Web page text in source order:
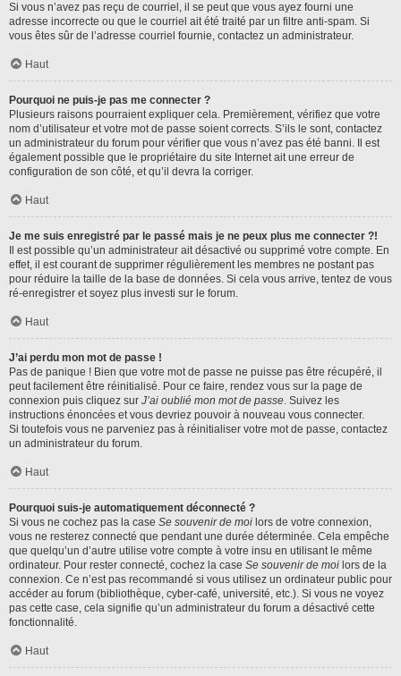
Si vous n’avez pas reçu de courriel, il se peut que vous ayez fourni une
adresse incorrecte ou que le courriel ait été traité par un filtre anti-spam. Si
vous êtes sûr de l’adresse courriel fournie, contactez un administrateur.
Haut
Pourquoi ne puis-je pas me connecter ?
Plusieurs raisons pourraient expliquer cela. Premièrement, vérifiez que votre
nom d’utilisateur et votre mot de passe soient corrects. S’ils le sont, contactez
un administrateur du forum pour vérifier que vous n’avez pas été banni. Il est
également possible que le propriétaire du site Internet ait une erreur de
configuration de son côté, et qu’il devra la corriger.
Haut
Je me suis enregistré par le passé mais je ne peux plus me connecter ?!
Il est possible qu’un administrateur ait désactivé ou supprimé votre compte. En
effet, il est courant de supprimer régulièrement les membres ne postant pas
pour réduire la taille de la base de données. Si cela vous arrive, tentez de vous
ré-enregistrer et soyez plus investi sur le forum.
Haut
J’ai perdu mon mot de passe !
Pas de panique ! Bien que votre mot de passe ne puisse pas être récupéré, il
peut facilement être réinitialisé. Pour ce faire, rendez vous sur la page de
connexion puis cliquez sur J’ai oublié mon mot de passe. Suivez les
instructions énoncées et vous devriez pouvoir à nouveau vous connecter.
Si toutefois vous ne parveniez pas à réinitialiser votre mot de passe, contactez
un administrateur du forum.
Haut
Pourquoi suis-je automatiquement déconnecté ?
Si vous ne cochez pas la case Se souvenir de moi lors de votre connexion,
vous ne resterez connecté que pendant une durée déterminée. Cela empêche
que quelqu’un d’autre utilise votre compte à votre insu en utilisant le même
ordinateur. Pour rester connecté, cochez la case Se souvenir de moi lors de la
connexion. Ce n’est pas recommandé si vous utilisez un ordinateur public pour
accéder au forum (bibliothèque, cyber-café, université, etc.). Si vous ne voyez
pas cette case, cela signifie qu’un administrateur du forum a désactivé cette
fonctionnalité.
Haut